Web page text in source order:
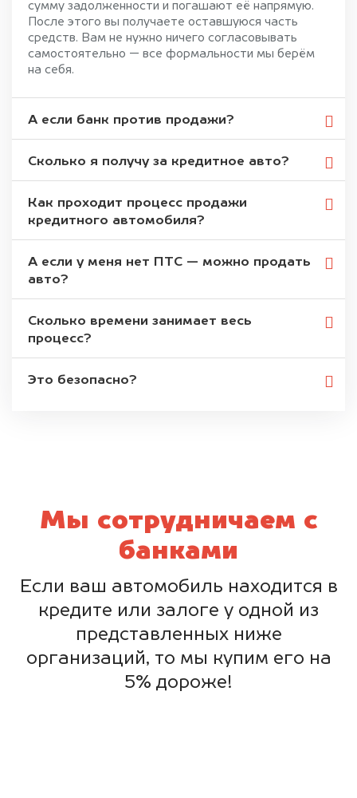
сумму задолженности и погашают её напрямую.
После этого вы получаете оставшуюся часть
средств. Вам не нужно ничего согласовывать
самостоятельно — все формальности мы берём
на себя.
А если банк против продажи?
Сколько я получу за кредитное авто?
Как проходит процесс продажи
кредитного автомобиля?
А если у меня нет ПТС — можно продать
авто?
Сколько времени занимает весь
процесс?
Это безопасно?
Мы сотрудничаем с
банками
Если ваш автомобиль находится в
кредите или залоге у одной из
представленных ниже
организаций, то мы купим его на
5% дороже!